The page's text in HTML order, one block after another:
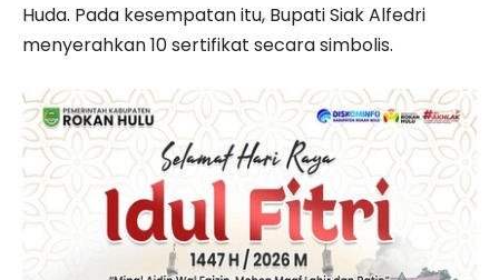
Huda. Pada kesempatan itu, Bupati Siak Alfedri
menyerahkan 10 sertifikat secara simbolis.